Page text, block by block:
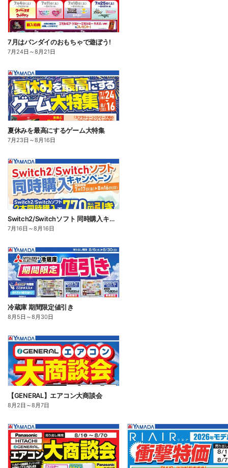
7月はバンダイのおもちゃで遊ぼう!
7月24日 ～8月21日
夏休みを最高にするゲーム大特集
7月23日 ～8月16日
Switch2/Switchソフト 同時購入キャンペーン
7月16日 ～8月16日
冷蔵庫 期間限定値引き
8月5日 ～8月30日
【GENERAL】エアコン大商談会
8月2日 ～8月7日